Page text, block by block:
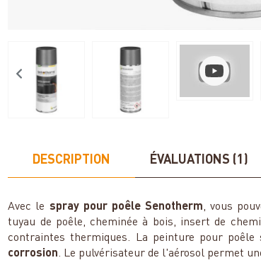
DESCRIPTION ÉVALUATIONS (1)
Avec le spray pour poêle Senotherm, vous
tuyau de poêle, cheminée à bois, insert de
contraintes thermiques. La peinture pour
corrosion. Le pulvérisateur de l'aérosol permet